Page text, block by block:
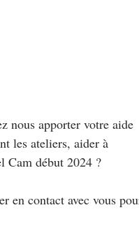
nous apporter votre aide
les ateliers, aider à
Cam début 2024 ?
en contact avec vous